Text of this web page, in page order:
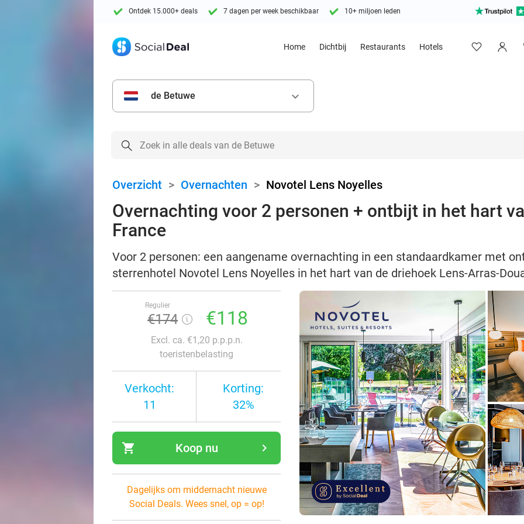
Ontdek 15.000+ deals 7 dagen per week beschikbaar 10+ miljoen leden
Home Dichtbij Restaurants Hotels
de Betuwe keyboard_arrow_down
Overzicht > Overnachten > Novotel Lens Noyelles
Overnachting voor 2 personen + ontbijt in het hart
France
Voor 2 personen: een aangename overnachting in een standaardkamer met
sterrenhotel Novotel Lens Noyelles in het hart van de driehoek Lens-Arras-
Regulier
€174 €118
Excl. ca. €1,20 p.p.p.n.
toeristenbelasting
Verkocht:
11
Korting:
32%
shopping_cart navigate_next
Koop nu
Dagelijks om middernacht nieuwe
Social Deals. Wees snel, op = op!